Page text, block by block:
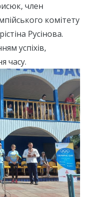
член
комітету
Русінова.
успіхів,
часу.